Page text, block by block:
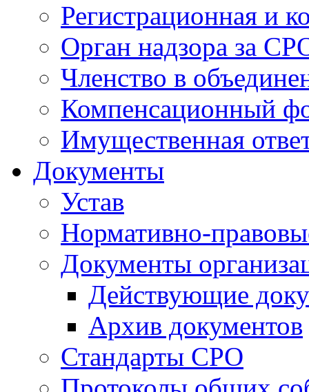
Регистрационная и
Орган надзора за
Членство в
Компенсационный
Имущественная
Документы
Устав
Нормативно-
Документы
Действующие
Архив документов
Стандарты СРО